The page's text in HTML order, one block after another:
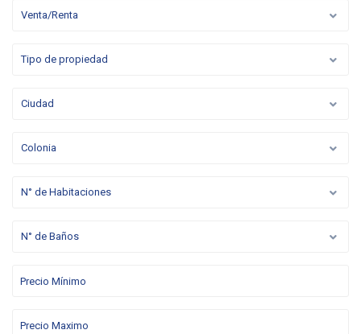
Venta/Renta
Tipo de propiedad
Ciudad
Colonia
N° de Habitaciones
N° de Baños